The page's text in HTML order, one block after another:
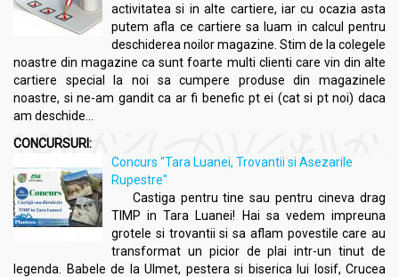
activitatea si in alte cartiere, iar cu ocazia asta
putem afla ce cartiere sa luam in calcul pentru
deschiderea noilor magazine. Stim de la colegele
noastre din magazine ca sunt foarte multi clienti care vin din alte
cartiere special la noi sa cumpere produse din magazinele
noastre, si ne-am gandit ca ar fi benefic pt ei (cat si pt noi) daca
am deschide...
CONCURSURI:
Concurs "Tara Luanei, Trovantii si Asezarile
Rupestre"
Castiga pentru tine sau pentru cineva drag
TIMP in Tara Luanei! Hai sa vedem impreuna
grotele si trovantii si sa aflam povestile care au
transformat un picior de plai intr-un tinut de
legenda. Babele de la Ulmet, pestera si biserica lui Iosif, Crucea